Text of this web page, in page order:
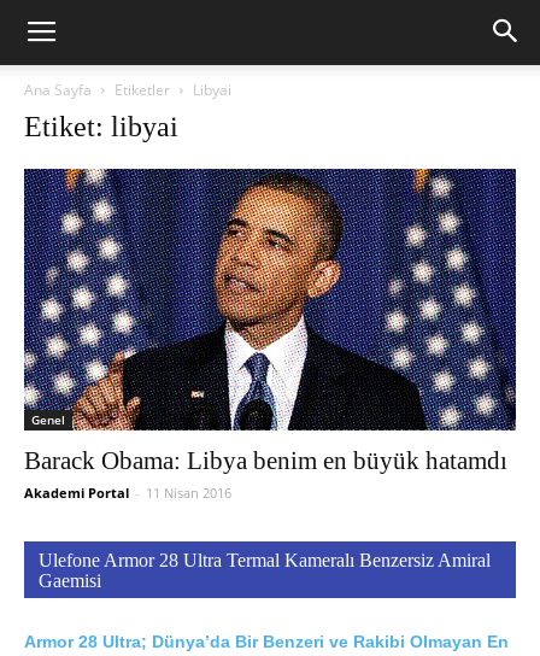
Ana Sayfa Etiketler Libyai
Etiket: libyai
Genel
Barack Obama: Libya benim en büyük hatamdı
Akademi Portal - 11 Nisan 2016
Ulefone Armor 28 Ultra Termal Kameralı Benzersiz Amiral
Gaemisi
Armor 28 Ultra; Dünya’da Bir Benzeri ve Rakibi Olmayan En